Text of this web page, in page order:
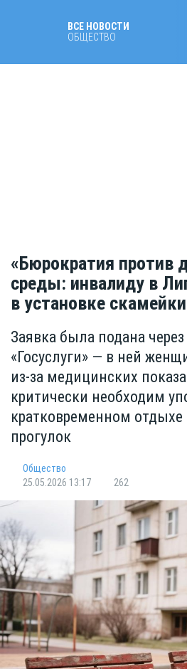
ВСЕ НОВОСТИ
ОБЩЕСТВО
«Бюрократия против
среды: инвалиду в
в установке скамейки
Заявка была подана через
«Госуслуги» — в ней
из-за медицинских
критически необходим
кратковременном отдыхе
прогулок
Общество
25.05.2026 13:17
262